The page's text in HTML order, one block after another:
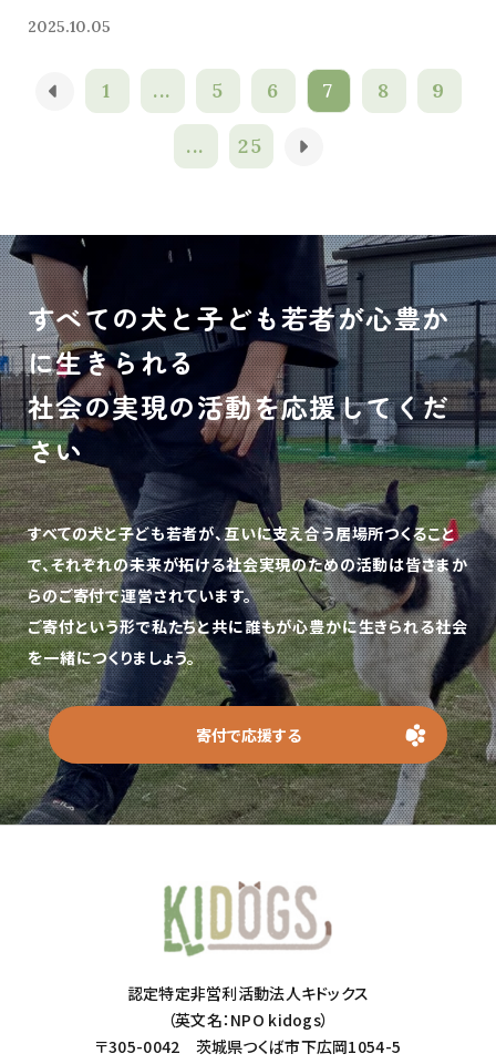
2025.10.05
1 ... 5 6 7 8 9
... 25
すべての犬と子ども若者が心豊か
に生きられる
社会の実現の活動を応援してくだ
さい
すべての犬と子ども若者が、互いに支え合う居場所つくること
で、それぞれの未来が拓ける社会実現のための活動は皆さまか
らのご寄付で運営されています。
ご寄付という形で私たちと共に誰もが心豊かに生きられる社会
を一緒につくりましょう。
寄付で応援する
認定特定非営利活動法人キドックス
（英文名：NPO kidogs）
〒305-0042 茨城県つくば市下広岡1054-5